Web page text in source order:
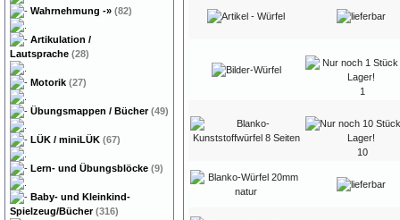
1
10
Wahrnehmung -» (82)
Artikulation /
Lautsprache (28)
Motorik (27)
Übungsmappen / Bücher(49)
LÜK / miniLÜK (67)
Lern- und Übungsblöcke (9)
Baby- und Kleinkind-
Spielzeug/Bücher(316)